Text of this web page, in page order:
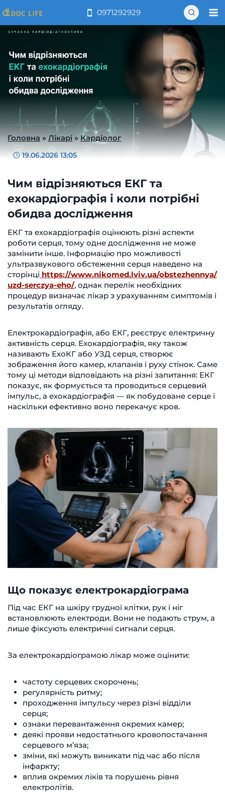
до
вмісту
0971292929
Головна»Лікарі»Кардіолог
19.06.2026 13:05
Чим відрізняються ЕКГ та
ехокардіографія і коли потрібні
обидва дослідження
ЕКГ та ехокардіографія оцінюють різні аспекти
роботи серця, тому одне дослідження не може
замінити інше. Інформацію про можливості
ультразвукового обстеження серця наведено на
сторінці https://www.nikomed.lviv.ua/obstezhennya/
uzd-serczya-eho/, однак перелік необхідних
процедур визначає лікар з урахуванням симптомів і
результатів огляду.
Електрокардіографія, або ЕКГ, реєструє електричну
активність серця. Ехокардіографія, яку також
називають ЕхоКГ або УЗД серця, створює
зображення його камер, клапанів і руху стінок. Саме
тому ці методи відповідають на різні запитання: ЕКГ
показує, як формується та проводиться серцевий
імпульс, а ехокардіографія — як побудоване серце і
наскільки ефективно воно перекачує кров.
Що показує електрокардіограма
Під час ЕКГ на шкіру грудної клітки, рук і ніг
встановлюють електроди. Вони не подають струм, а
лише фіксують електричні сигнали серця.
За електрокардіограмою лікар може оцінити:
частоту серцевих скорочень;
регулярність ритму;
проходження імпульсу через різні відділи
серця;
ознаки перевантаження окремих камер;
деякі прояви недостатнього кровопостачання
серцевого м’яза;
зміни, які можуть виникати під час або після
інфаркту;
вплив окремих ліків та порушень рівня
електролітів.